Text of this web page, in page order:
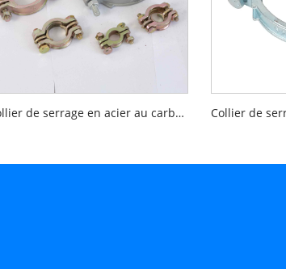
Collier de serrage en acier au carbone à 2 boulons